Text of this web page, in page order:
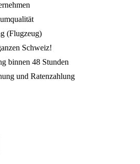
(Flugzeug)
Schweiz!
binnen 48 Stunden
und Ratenzahlung